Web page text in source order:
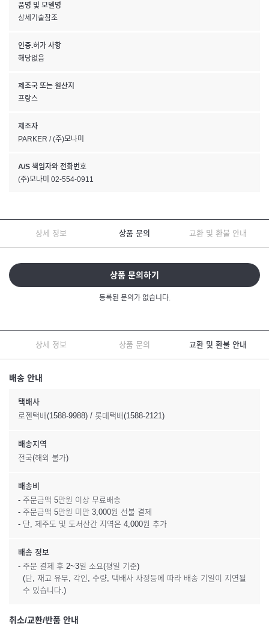
품명 및 모델명
상세기술참조
인증.허가 사항
해당없음
제조국 또는 원산지
프랑스
제조자
PARKER / (주)모나미
A/S 책임자와 전화번호
(주)모나미 02-554-0911
상세 정보 상품 문의 교환 및 환불 안내
상품 문의하기
등록된 문의가 없습니다.
상세 정보 상품 문의 교환 및 환불 안내
배송 안내
택배사
로젠택배(1588-9988) / 롯데택배(1588-2121)
배송지역
전국(해외 불가)
배송비
- 주문금액 5만원 이상 무료배송
- 주문금액 5만원 미만 3,000원 선불 결제
- 단, 제주도 및 도서산간 지역은 4,000원 추가
배송 정보
- 주문 결제 후 2~3일 소요(평일 기준)
(단, 재고 유무, 각인, 수량, 택배사 사정등에 따라 배송 기일이 지연될
수 있습니다.)
취소/교환/반품 안내